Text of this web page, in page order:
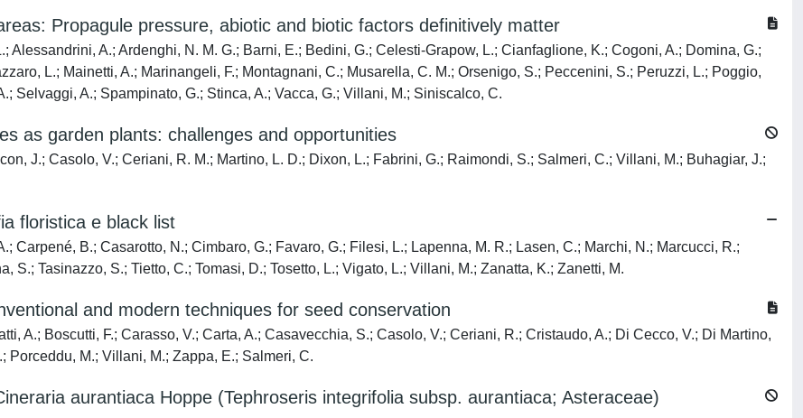
Propagule pressure, abiotic and biotic factors definitively matter
Alessandrini, A.; Ardenghi, N. M. G.; Barni, E.; Bedini, G.; Celesti-Grapow, L.; Cianfaglione, K.; Cogoni, A.; Domina, G.;
L.; Mainetti, A.; Marinangeli, F.; Montagnani, C.; Musarella, C. M.; Orsenigo, S.; Peccenini, S.; Peruzzi, L.; Poggio,
Selvaggi, A.; Spampinato, G.; Stinca, A.; Vacca, G.; Villani, M.; Siniscalco, C.
as garden plants: challenges and opportunities
J.; Casolo, V.; Ceriani, R. M.; Martino, L. D.; Dixon, L.; Fabrini, G.; Raimondi, S.; Salmeri, C.; Villani, M.; Buhagiar, J.;
floristica e black list
Carpené, B.; Casarotto, N.; Cimbaro, G.; Favaro, G.; Filesi, L.; Lapenna, M. R.; Lasen, C.; Marchi, N.; Marcucci, R.;
S.; Tasinazzo, S.; Tietto, C.; Tomasi, D.; Tosetto, L.; Vigato, L.; Villani, M.; Zanatta, K.; Zanetti, M.
and modern techniques for seed conservation
A.; Boscutti, F.; Carasso, V.; Carta, A.; Casavecchia, S.; Casolo, V.; Ceriani, R.; Cristaudo, A.; Di Cecco, V.; Di Martino,
Porceddu, M.; Villani, M.; Zappa, E.; Salmeri, C.
aurantiaca Hoppe (Tephroseris integrifolia subsp. aurantiaca; Asteraceae)